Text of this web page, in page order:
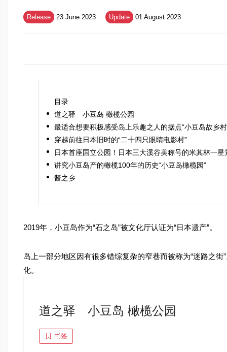
Release 23 June 2023 Update 01 August 2023
目录
道之驿 小豆岛 橄榄公园
最适合想要积极感受岛上乐趣之人的据点“小豆岛故乡村
穿越前往日本旧时的“二十四只眼睛电影村”
日本首座国立公园！日本三大溪谷美称号的米其林一星
讲究小豆岛产的橄榄100年的历史“小豆岛橄榄园”
酱之乡
2019年，小豆岛作为“石之岛”被文化厅认证为“日本遗产”。
岛上一部分地区因有很多错综复杂的窄巷而被称为“迷路之
化。
道之驿 小豆岛 橄榄公园
书签